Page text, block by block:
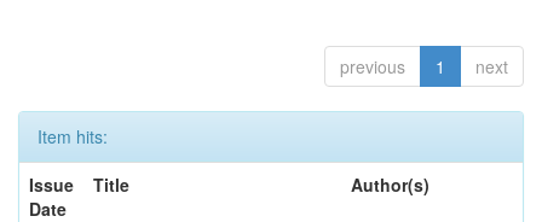
previous 1 next
Item hits:
Issue
Date
Title Author(s)